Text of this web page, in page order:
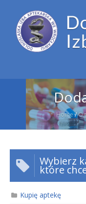
Home/
Wybierz
które
Kupię aptekę